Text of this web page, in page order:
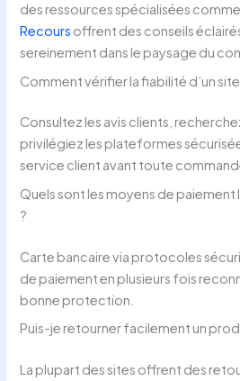
des ressources spécialisées
Recours offrent des conseils
sereinement dans le paysage du
Comment vérifier la fiabilité d’un
Consultez les avis clients,
privilégiez les plateformes
service client avant toute
Quels sont les moyens de paiement
?
Carte bancaire via protocoles
de paiement en plusieurs fois
bonne protection.
Puis-je retourner facilement un
La plupart des sites offrent des